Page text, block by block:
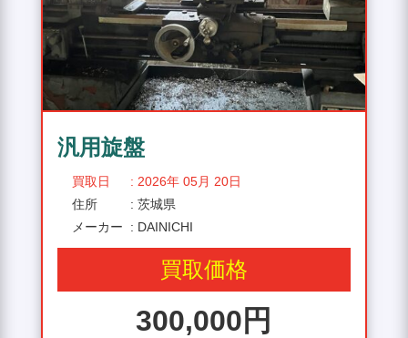
汎用旋盤
買取日
: 2026年 05月 20日
住所
: 茨城県
メーカー
: DAINICHI
買取価格
300,000円